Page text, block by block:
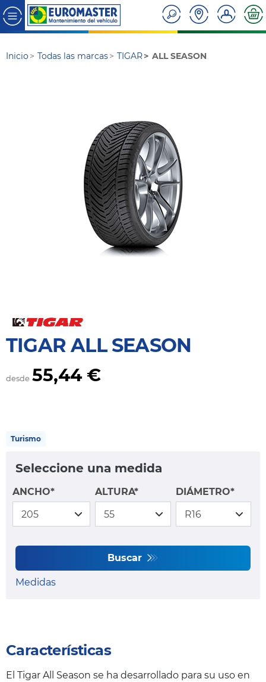
Inicio Todas las marcas TIGAR ALL SEASON
TIGAR ALL SEASON
desde 55,44 €
Turismo
Seleccione una medida
ANCHO* ALTURA* DIÁMETRO*
Buscar
Medidas
Características
El Tigar All Season se ha desarrollado para su uso en